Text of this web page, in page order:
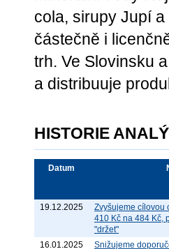
cola, sirupy Jupí
částečně i
trh. Ve Slovinsku
a distribuuje
HISTORIE
Datum
19.12.2025
Zvyšujeme cílovou
410 Kč na 484 Kč,
"držet"
16.01.2025
Snižujeme